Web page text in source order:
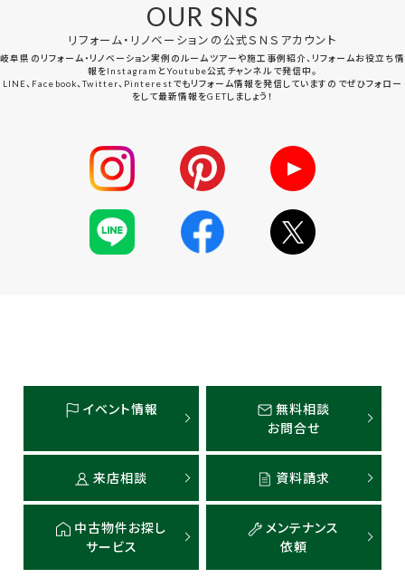
OUR SNS
リフォーム・リノベーションの公式ＳＮＳアカウント
岐阜県のリフォーム・リノベーション実例のルームツアーや施工事例紹介、リフォームお役立ち情
報をInstagramとYoutube公式チャンネルで発信中。
LINE、Facebook、Twitter、Pinterestでもリフォーム情報を発信していますのでぜひフォロー
をして最新情報をGETしましょう！
イベント情報
無料相談
お問合せ
来店相談 資料請求
中古物件お探し
サービス
メンテナンス
依頼